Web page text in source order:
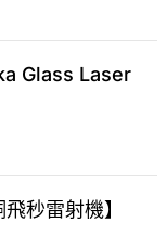
Glass Laser
秒雷射機】